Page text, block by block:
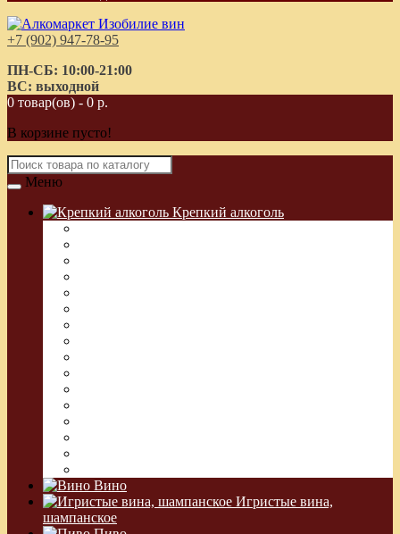
+7 (902) 947-78-95
ПН-СБ: 10:00-21:00
ВС: выходной
0 товар(ов) - 0 р.
В корзине пусто!
Меню
Крепкий алкоголь
Вино
Игристые вина,
шампанское